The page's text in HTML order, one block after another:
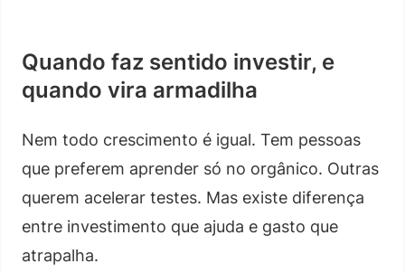
Quando faz sentido investir, e
quando vira armadilha
Nem todo crescimento é igual. Tem pessoas
que preferem aprender só no orgânico. Outras
querem acelerar testes. Mas existe diferença
entre investimento que ajuda e gasto que
atrapalha.